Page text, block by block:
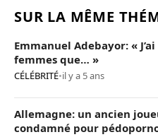
SUR LA MÊME
Emmanuel Adebayor: «
femmes que… »
CÉLÉBRITÉ•il y a 5 ans
Allemagne: un ancien
condamné pour